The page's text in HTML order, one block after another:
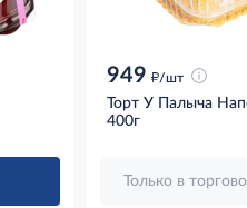
949 д/шт
Торт У Палыча
400г
Только в